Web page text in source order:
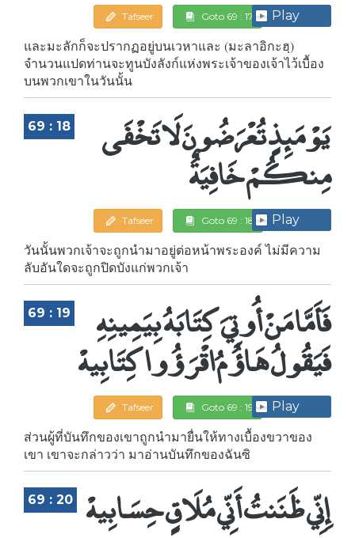
Tafseer Goto 69 : 17 Play
และมะลักก็จะปรากฏอยู่บนเวหาและ (มะลาอิกะฮฺ)
จำนวนแปดท่านจะทูนบังลังก์แห่งพระเจ้าของเจ้าไว้เบื้อง
บนพวกเขาในวันนั้น
69 : 18 يَوْمَئِذٍ تُعْرَضُونَ لَا تَخْفَى
مِنكُمْ خَافِيَةٌ
Tafseer Goto 69 : 18 Play
วันนั้นพวกเจ้าจะถูกนำมาอยู่ต่อหน้าพระองค์ ไม่มีความ
ลับอันใดจะถูกปิดบังแก่พวกเจ้า
69 : 19 فَأَمَّا مَنْ أُوتِيَ كِتَابَهُ بِيَمِينِهِ
فَيَقُولُ هَاؤُمُ اقْرَؤُوا كِتَابِيهْ
Tafseer Goto 69 : 19 Play
ส่วนผู้ที่บันทึกของเขาถูกนำมายื่นให้ทางเบื้องขวาของ
เขา เขาจะกล่าวว่า มาอ่านบันทึกของฉันซิ
69 : 20 إِنِّي ظَنَنتُ أَنِّي مُلَاقٍ حِسَابِيهْ